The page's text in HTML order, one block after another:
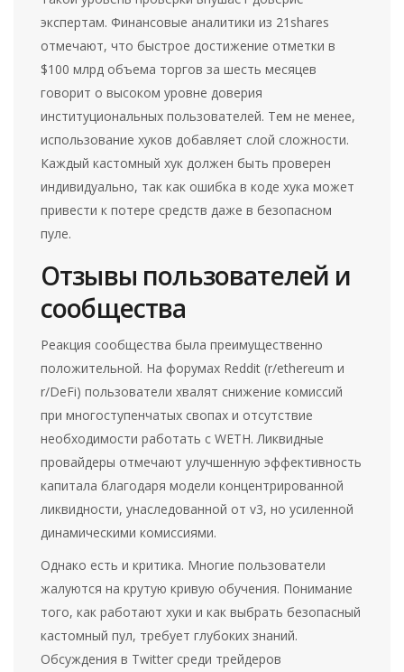
экспертам. Финансовые аналитики из 21shares
отмечают, что быстрое достижение отметки в
$100 млрд объема торгов за шесть месяцев
говорит о высоком уровне доверия
институциональных пользователей. Тем не менее,
использование хуков добавляет слой сложности.
Каждый кастомный хук должен быть проверен
индивидуально, так как ошибка в коде хука может
привести к потере средств даже в безопасном
пуле.
Отзывы пользователей и
сообщества
Реакция сообщества была преимущественно
положительной. На форумах Reddit (r/ethereum и
r/DeFi) пользователи хвалят снижение комиссий
при многоступенчатых свопах и отсутствие
необходимости работать с WETH. Ликвидные
провайдеры отмечают улучшенную эффективность
капитала благодаря модели концентрированной
ликвидности, унаследованной от v3, но усиленной
динамическими комиссиями.
Однако есть и критика. Многие пользователи
жалуются на крутую кривую обучения. Понимание
того, как работают хуки и как выбрать безопасный
кастомный пул, требует глубоких знаний.
Обсуждения в Twitter среди трейдеров